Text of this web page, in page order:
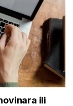
ili